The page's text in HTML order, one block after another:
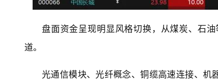
盘面资金呈现明显风格切换，从煤炭、石
道。
光通信模块、光纤概念、铜缆高速连接、